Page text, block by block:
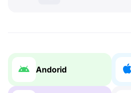
Andorid